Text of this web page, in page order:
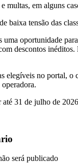
multas, em alguns
baixa tensão das
uma oportunidade
descontos
elegíveis no portal,
até 31 de julho de
será publicado